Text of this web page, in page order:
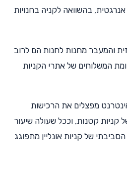
בהשוואה לקניה בחנויות
והמעבר מחנות לחנות הם לרוב
המשלוחים של אתרי הקניות
מפצלים את הרכישות
קניות קטנות, וככל שעולה שיעור
של קניות אונליין מתפוגג